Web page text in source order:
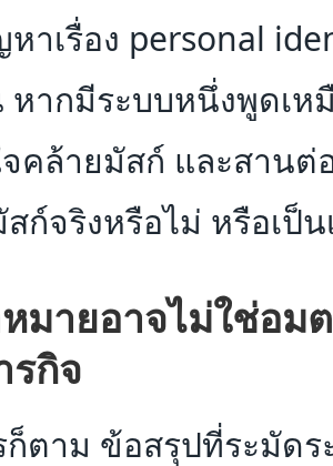
าเรื่อง personal
ากมีระบบหนึ่งพูดเห
คล้ายมัสก์ และสานต่
ก์จริงหรือไม่ หรือเป็น
หมายอาจไม่ใช่อ
รกิจ
ก็ตาม ข้อสรุปที่ระมัด